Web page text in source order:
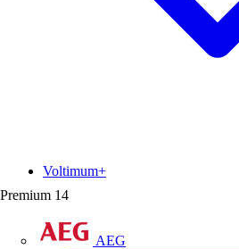
Premium 14
AEG
Voltimum+